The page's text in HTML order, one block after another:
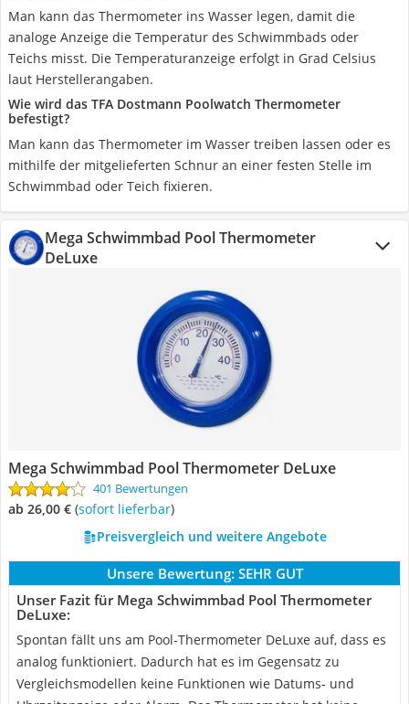
Man kann das Thermometer ins Wasser legen, damit die
analoge Anzeige die Temperatur des Schwimmbads oder
Teichs misst. Die Temperaturanzeige erfolgt in Grad Celsius
laut Herstellerangaben.
Wie wird das TFA Dostmann Poolwatch Thermometer
befestigt?
Man kann das Thermometer im Wasser treiben lassen oder es
mithilfe der mitgelieferten Schnur an einer festen Stelle im
Schwimmbad oder Teich fixieren.
Mega Schwimmbad Pool Thermometer
DeLuxe
Mega Schwimmbad Pool Thermometer DeLuxe
401 Bewertungen
ab 26,00 € ( Sofort lieferbar)
Preisvergleich und weitere Angebote
Unsere Bewertung: SEHR GUT
Unser Fazit für Mega Schwimmbad Pool Thermometer
DeLuxe:
Spontan fällt uns am Pool-Thermometer DeLuxe auf, dass es
analog funktioniert. Dadurch hat es im Gegensatz zu
Vergleichsmodellen keine Funktionen wie Datums- und